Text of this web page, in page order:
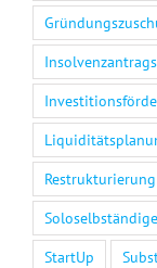
Restrukturierung
Soloselbständige
StartUp